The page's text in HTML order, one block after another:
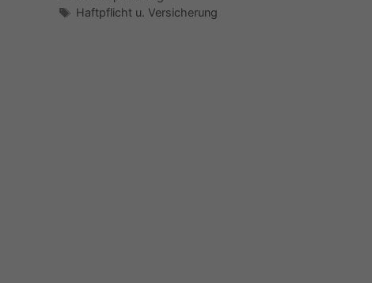
Schlagwörter
Haftpflicht u. Versicherung